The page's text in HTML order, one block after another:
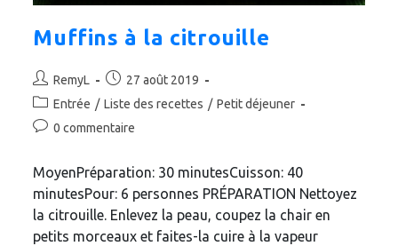
Muffins à la citrouille
Auteur/autrice
de
la
publication :
RemyL
Publication
publiée :
27 août 2019
Post
category:
Entrée / Liste des recettes / Petit déjeuner
Commentaires
la
publication :
0 commentaire
MoyenPréparation: 30 minutesCuisson: 40
minutesPour: 6 personnes PRÉPARATION Nettoyez
la citrouille. Enlevez la peau, coupez la chair en
petits morceaux et faites-la cuire à la vapeur